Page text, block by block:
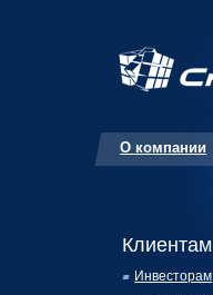
О компании
Клиентам
Инвесторам